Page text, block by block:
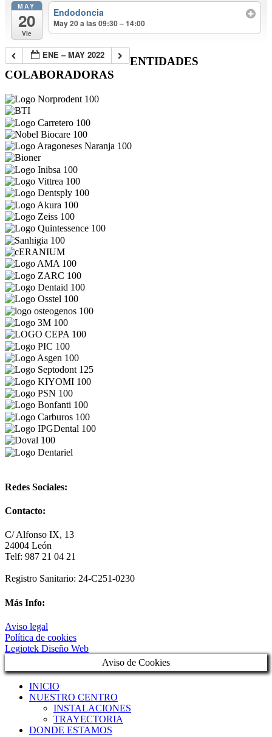
MAY
20
Vie
Endodoncia
May 20 a las 09:30 – 14:00
ENE – MAY 2022
ENTIDADES
COLABORADORAS
Redes Sociales:
Contacto:
C/ Alfonso IX, 13
24004 León
Telf: 987 21 04 21
Registro Sanitario: 24-C251-0230
Más Info:
Aviso legal
Política de cookies
Legiotek Diseño Web
Aviso de Cookies
INICIO
NUESTRO CENTRO
INSTALACIONES
TRAYECTORIA
DONDE ESTAMOS